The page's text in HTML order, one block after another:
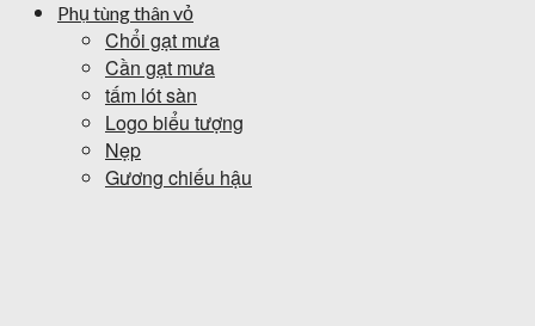
Phụ tùng thân vỏ
Chổi gạt mưa
Cần gạt mưa
tấm lót sàn
Logo biểu tượng
Nẹp
Gương chiếu hậu